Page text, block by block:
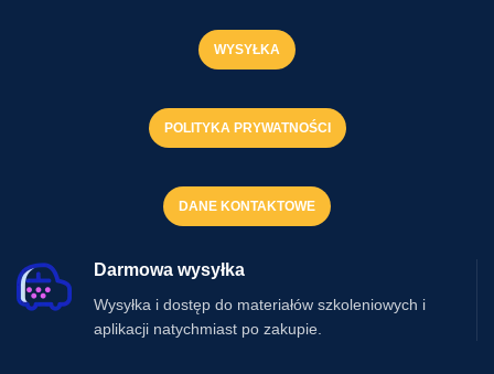
WYSYŁKA
POLITYKA PRYWATNOŚCI
DANE KONTAKTOWE
Darmowa wysyłka
Wysyłka i dostęp do materiałów szkoleniowych i
aplikacji natychmiast po zakupie.